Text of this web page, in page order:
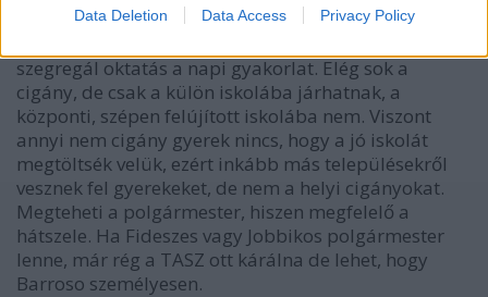
Data Deletion Data Access Privacy Policy
iskolába, de pl ahol én lakom, ott MSZP-SZDSZ
szegregál oktatás a napi gyakorlat. Elég sok a
cigány, de csak a külön iskolába járhatnak, a
központi, szépen felújított iskolába nem. Viszont
annyi nem cigány gyerek nincs, hogy a jó iskolát
megtöltsék velük, ezért inkább más településekről
vesznek fel gyerekeket, de nem a helyi cigányokat.
Megteheti a polgármester, hiszen megfelelő a
hátszele. Ha Fideszes vagy Jobbikos polgármester
lenne, már rég a TASZ ott kárálna de lehet, hogy
Barroso személyesen.